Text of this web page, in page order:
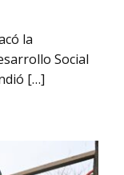
la
Social
[…]